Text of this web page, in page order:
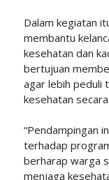
Dalam kegiatan
membantu
kesehatan dan
bertujuan
agar lebih peduli
kesehatan
“Pendampingan
terhadap
berharap warga
menjaga